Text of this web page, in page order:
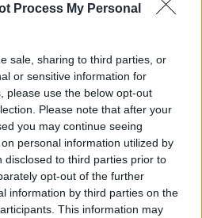
Process My Personal
sale, sharing to third parties, or
or sensitive information for
please use the below opt-out
Please note that after your
you may continue seeing
personal information utilized by
disclosed to third parties prior to
opt-out of the further
information by third parties on the
This information may
Questa
nel mondo degli sport
olimpiche.